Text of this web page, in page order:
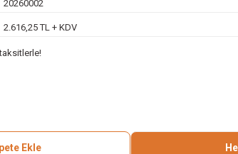
20260002
2.616,25 TL + KDV
Ekle